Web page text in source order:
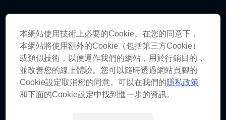
本網站使用技術上必要的Cookie。在您的同意下，
本網站將使用額外的Cookie（包括第三方Cookie）
或類似技術，以便運作我們的網站，用於行銷目的，
並改善您的線上體驗。您可以隨時透過網站頁腳的
Cookie設定取消您的同意。可以在我們的隱私政策
和下面的Cookie設定中找到進一步的資訊。